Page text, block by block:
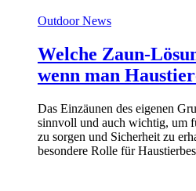
Outdoor News
Welche Zaun-
wenn man
Das Einzäunen des eigenen
sinnvoll und auch wichtig, um
zu sorgen und Sicherheit zu
besondere Rolle für